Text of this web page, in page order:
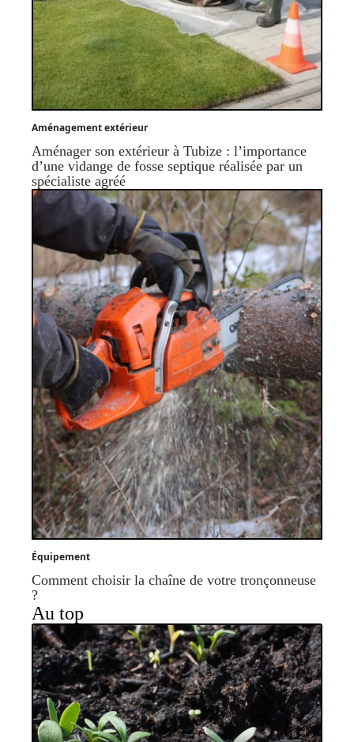
Aménagement extérieur
Aménager son extérieur à Tubize : l’importance
d’une vidange de fosse septique réalisée par un
spécialiste agréé
Équipement
Comment choisir la chaîne de votre tronçonneuse
?
Au top